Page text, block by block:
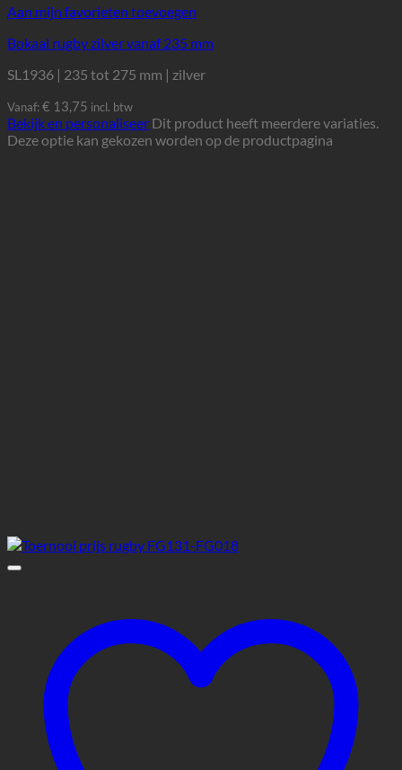
Aan mijn favorieten toevoegen
Bokaal rugby zilver vanaf 235 mm
SL1936 | 235 tot 275 mm | zilver
Vanaf: € 13,75 incl. btw
Bekijk en personaliseer Dit product heeft meerdere variaties.
Deze optie kan gekozen worden op de productpagina